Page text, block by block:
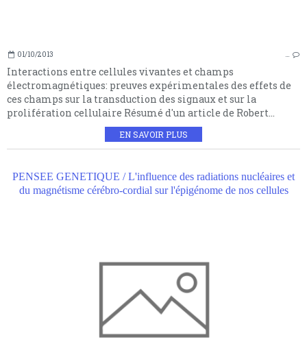
01/10/2013 …
Interactions entre cellules vivantes et champs
électromagnétiques: preuves expérimentales des effets de
ces champs sur la transduction des signaux et sur la
prolifération cellulaire Résumé d'un article de Robert...
EN SAVOIR PLUS
PENSEE GENETIQUE / L'influence des radiations nucléaires et
du magnétisme cérébro-cordial sur l'épigénome de nos cellules